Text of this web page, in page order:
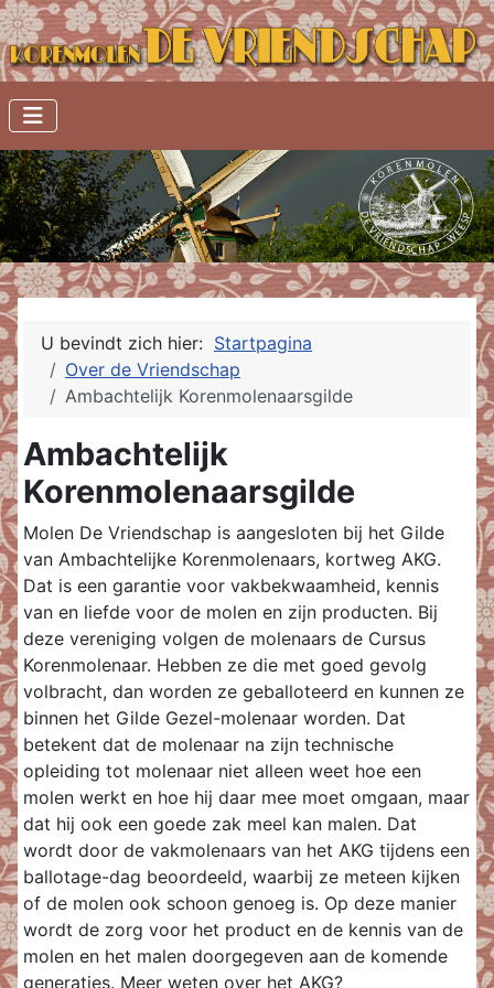
U bevindt zich hier: Startpagina
Over de Vriendschap
Ambachtelijk Korenmolenaarsgilde
Ambachtelijk
Korenmolenaarsgilde
Molen De Vriendschap is aangesloten bij het Gilde
van Ambachtelijke Korenmolenaars, kortweg AKG.
Dat is een garantie voor vakbekwaamheid, kennis
van en liefde voor de molen en zijn producten. Bij
deze vereniging volgen de molenaars de Cursus
Korenmolenaar. Hebben ze die met goed gevolg
volbracht, dan worden ze geballoteerd en kunnen ze
binnen het Gilde Gezel-molenaar worden. Dat
betekent dat de molenaar na zijn technische
opleiding tot molenaar niet alleen weet hoe een
molen werkt en hoe hij daar mee moet omgaan, maar
dat hij ook een goede zak meel kan malen. Dat
wordt door de vakmolenaars van het AKG tijdens een
ballotage-dag beoordeeld, waarbij ze meteen kijken
of de molen ook schoon genoeg is. Op deze manier
wordt de zorg voor het product en de kennis van de
molen en het malen doorgegeven aan de komende
generaties. Meer weten over het AKG?